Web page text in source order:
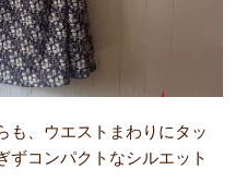
も、ウエストまわりにタッ
ずコンパクトなシルエット